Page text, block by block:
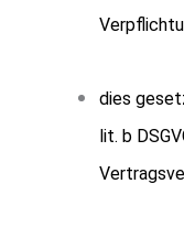
dies
lit. b